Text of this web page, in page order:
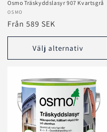
Osmo Träskyddslasyr 907 Kvartsgrå
Säljare:
OSMO
Ordinarie
pris
Från 589 SEK
Välj alternativ